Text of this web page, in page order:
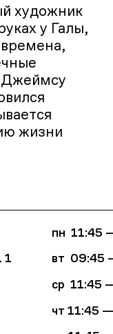
художник
у Галы,
Джеймсу
жизни
1
пн 11:45
вт 09:45
ср11:45
чт11:45